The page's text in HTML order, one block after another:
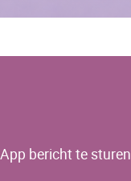
bericht te sturen.